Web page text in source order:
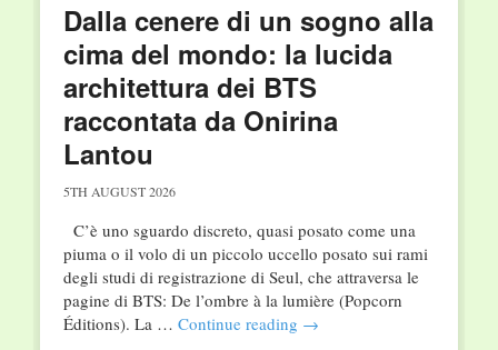
Dalla cenere di un sogno alla
cima del mondo: la lucida
architettura dei BTS
raccontata da Onirina
Lantou
5TH AUGUST 2026
C’è uno sguardo discreto, quasi posato come una
piuma o il volo di un piccolo uccello posato sui rami
degli studi di registrazione di Seul, che attraversa le
pagine di BTS: De l’ombre à la lumière (Popcorn
Éditions). La … Continue reading →